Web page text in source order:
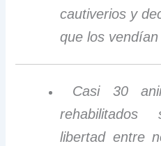
cautiverios y
que los
Casi 30
libertad entre